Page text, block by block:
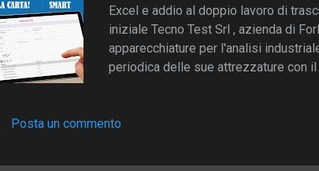
Excel e addio al doppio lavoro di
iniziale Tecno Test Srl , azienda di
apparecchiature per l'analisi
periodica delle sue attrezzature con
fogli Excel disorganici, rendendo
Posta un commento